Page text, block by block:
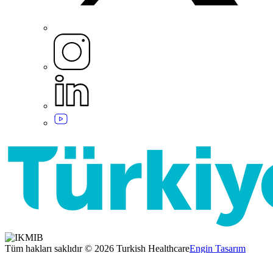
Tüm hakları saklıdır © 2026 Turkish HealthcareEngin Tasarım